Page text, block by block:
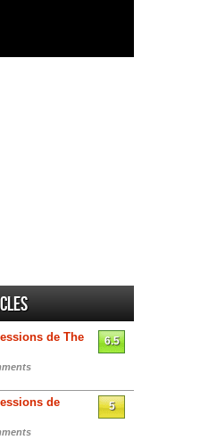
de The
6.5
de
5